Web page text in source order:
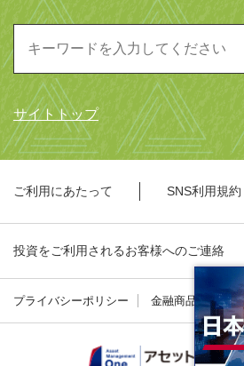
サイトトップ
ご利用にあたって SNS利用規約
投資をご利用されるお客様へのご連絡
プライバシーポリシー 金融商品勧誘方針